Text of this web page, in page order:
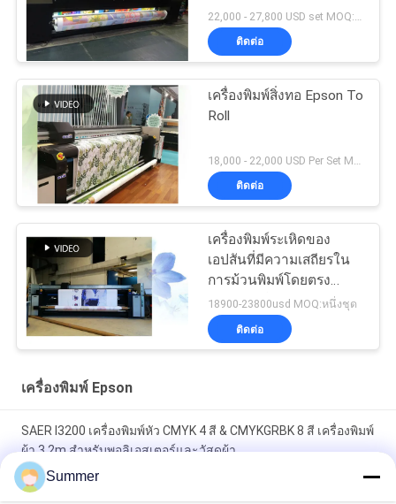
ติดต่อ
เครื่องพิมพ์สิ่งทอ Epson To
Roll
ติดต่อ
เครื่องพิมพ์ระเหิดของ
เอปสันที่มีความเสถียรใน
การม้วนพิมพ์โดยตรง
สำหรับผ้าโพลีเอสเตอร์
18900-23800usd MOQ:หนึ่งชุด
ติดต่อ
เครื่องพิมพ์ Epson
SAER I3200 เครื่องพิมพ์หัว CMYK 4 สี & CMYKGRBK 8 สี เครื่องพิมพ์
ผ้า 3.2m สําหรับพอลิเอสเตอร์และวัสดุผ้า
เครื่องพิมพ์ผ้าดิจิตอล Imprimante 2 ม. และ 3.2 ม. เครื่องพิมพ์ผ้า
Summer